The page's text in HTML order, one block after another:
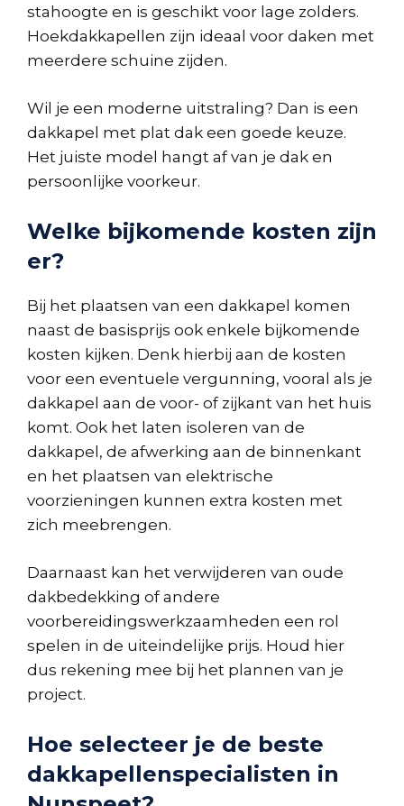
stahoogte en is geschikt voor lage zolders.
Hoekdakkapellen zijn ideaal voor daken met
meerdere schuine zijden.
Wil je een moderne uitstraling? Dan is een
dakkapel met plat dak een goede keuze.
Het juiste model hangt af van je dak en
persoonlijke voorkeur.
Welke bijkomende kosten zijn
er?
Bij het plaatsen van een dakkapel komen
naast de basisprijs ook enkele bijkomende
kosten kijken. Denk hierbij aan de kosten
voor een eventuele vergunning, vooral als je
dakkapel aan de voor- of zijkant van het huis
komt. Ook het laten isoleren van de
dakkapel, de afwerking aan de binnenkant
en het plaatsen van elektrische
voorzieningen kunnen extra kosten met
zich meebrengen.
Daarnaast kan het verwijderen van oude
dakbedekking of andere
voorbereidingswerkzaamheden een rol
spelen in de uiteindelijke prijs. Houd hier
dus rekening mee bij het plannen van je
project.
Hoe selecteer je de beste
dakkapellenspecialisten in